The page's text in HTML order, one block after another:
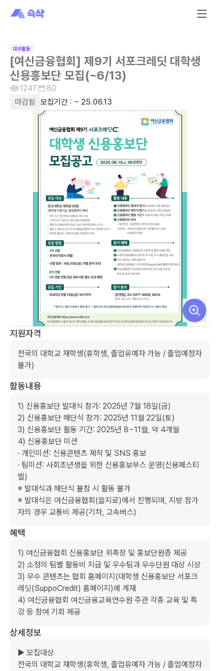
대외활동
[여신금융협회] 제9기 서포크레딧 대학생
신용홍보단 모집(~6/13)
1247
80
마감됨
모집기간 : ~ 25.06.13
지원자격
전국의 대학교 재학생(휴학생, 졸업유예자 가능 / 졸업예정자
불가)
활동내용
1) 신용홍보단 발대식 참가: 2025년 7월 18일(금)
2) 신용홍보단 해단식 참가: 2025년 11월 22일(토)
3) 신용홍보단 활동 기간: 2025년 8~11월, 약 4개월
4) 신용홍보단 미션
· 개인미션: 신용콘텐츠 제작 및 SNS 홍보
· 팀미션: 사회초년생을 위한 신용홍보부스 운영(신용페스티
벌)
※ 발대식과 해단식 불참 시 활동 불가
※ 발대식은 여신금융협회(을지로)에서 진행되며, 지방 참가
자의 경우 교통비 제공(기차, 고속버스)
혜택
1) 여신금융협회 신용홍보단 위촉장 및 홍보단원증 제공
2) 소정의 팀별 활동비 지급 및 우수팀과 우수단원 대상 시상
3) 우수 콘텐츠는 협회 홈페이지(대학생 신용홍보단 서포크
레딧(SuppoCredit) 홈페이지)에 게재
4) 여신금융협회 여신금융교육연수원 주관 각종 교육 및 특
강 등 참여 기회 제공
상세정보
▶ 모집대상
전국의 대학교 재학생(휴학생, 졸업유예자 가능 / 졸업예정자